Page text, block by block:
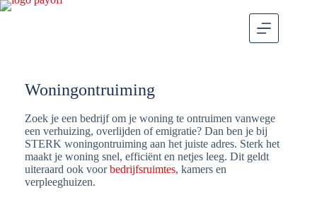
Woningontruiming
Zoek je een bedrijf om je woning te ontruimen vanwege
een verhuizing, overlijden of emigratie? Dan ben je bij
STERK woningontruiming aan het juiste adres. Sterk het
maakt je woning snel, efficiënt en netjes leeg. Dit geldt
uiteraard ook voorbedrijfsruimtes, kamers en
verpleeghuizen.